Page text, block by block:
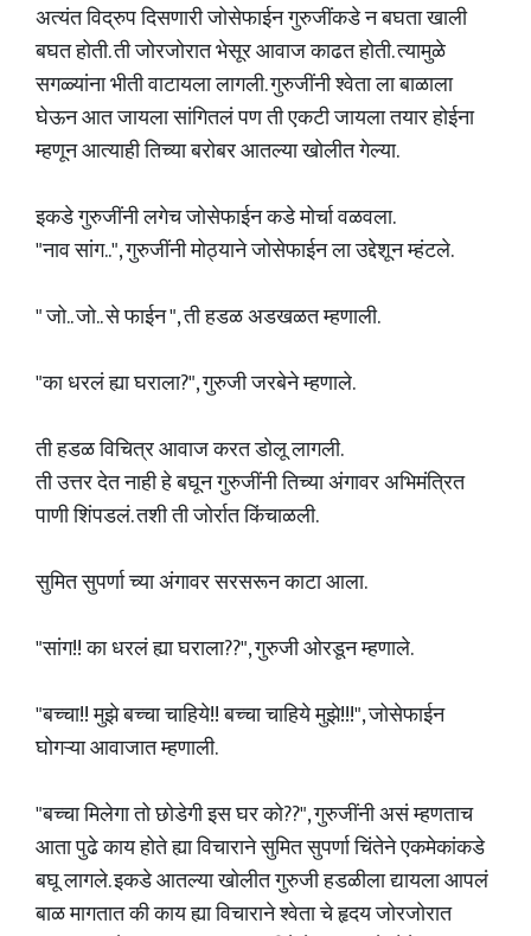
अत्यंत विद्रुप दिसणारी जोसेफाईन गुरुजींकडे न बघता खाली
बघत होती. ती जोरजोरात भेसूर आवाज काढत होती. त्यामुळे
सगळ्यांना भीती वाटायला लागली. गुरुजींनी श्वेता ला बाळाला
घेऊन आत जायला सांगितलं पण ती एकटी जायला तयार होईना
म्हणून आत्याही तिच्या बरोबर आतल्या खोलीत गेल्या.
इकडे गुरुजींनी लगेच जोसेफाईन कडे मोर्चा वळवला.
"नाव सांग..", गुरुजींनी मोठ्याने जोसेफाईन ला उद्देशून म्हंटले.
" जो.. जो.. से फाईन ", ती हडळ अडखळत म्हणाली.
"का धरलं ह्या घराला?", गुरुजी जरबेने म्हणाले.
ती हडळ विचित्र आवाज करत डोलू लागली.
ती उत्तर देत नाही हे बघून गुरुजींनी तिच्या अंगावर अभिमंत्रित
पाणी शिंपडलं. तशी ती जोर्रात किंचाळली.
सुमित सुपर्णा च्या अंगावर सरसरून काटा आला.
"सांग!! का धरलं ह्या घराला??", गुरुजी ओरडून म्हणाले.
"बच्चा!! मुझे बच्चा चाहिये!! बच्चा चाहिये मुझे!!!", जोसेफाईन
घोगऱ्या आवाजात म्हणाली.
"बच्चा मिलेगा तो छोडेगी इस घर को??", गुरुजींनी असं म्हणताच
आता पुढे काय होते ह्या विचाराने सुमित सुपर्णा चिंतेने एकमेकांकडे
बघू लागले. इकडे आतल्या खोलीत गुरुजी हडळीला द्यायला आपलं
बाळ मागतात की काय ह्या विचाराने श्वेता चे हृदय जोरजोरात